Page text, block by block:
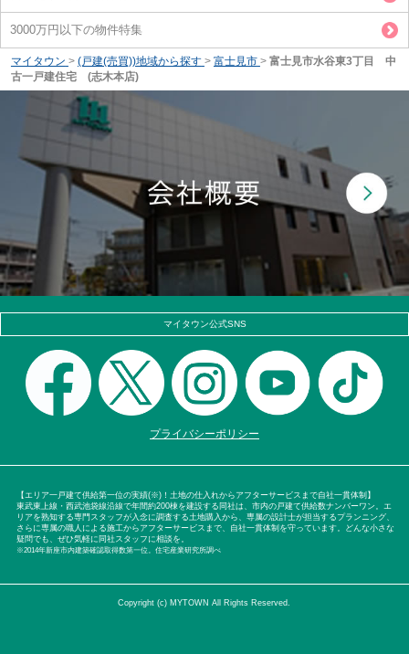
3000万円以下の物件特集
マイタウン > (戸建(売買))地域から探す > 富士見市 > 富士見市水谷東3丁目 中
古一戸建住宅 (志木本店)
マイタウン公式SNS
プライバシーポリシー
【エリア一戸建て供給第一位の実績(※)！土地の仕入れからアフターサービスまで自社一貫体制】
東武東上線・西武池袋線沿線で年間約200棟を建設する同社は、市内の戸建て供給数ナンバーワン。エ
リアを熟知する専門スタッフが入念に調査する土地購入から、専属の設計士が担当するプランニング、
さらに専属の職人による施工からアフターサービスまで、自社一貫体制を守っています。どんな小さな
疑問でも、ぜひ気軽に同社スタッフに相談を。
※2014年新座市内建築確認取得数第一位。住宅産業研究所調べ
Copyright (c) MYTOWN All Rights Reserved.